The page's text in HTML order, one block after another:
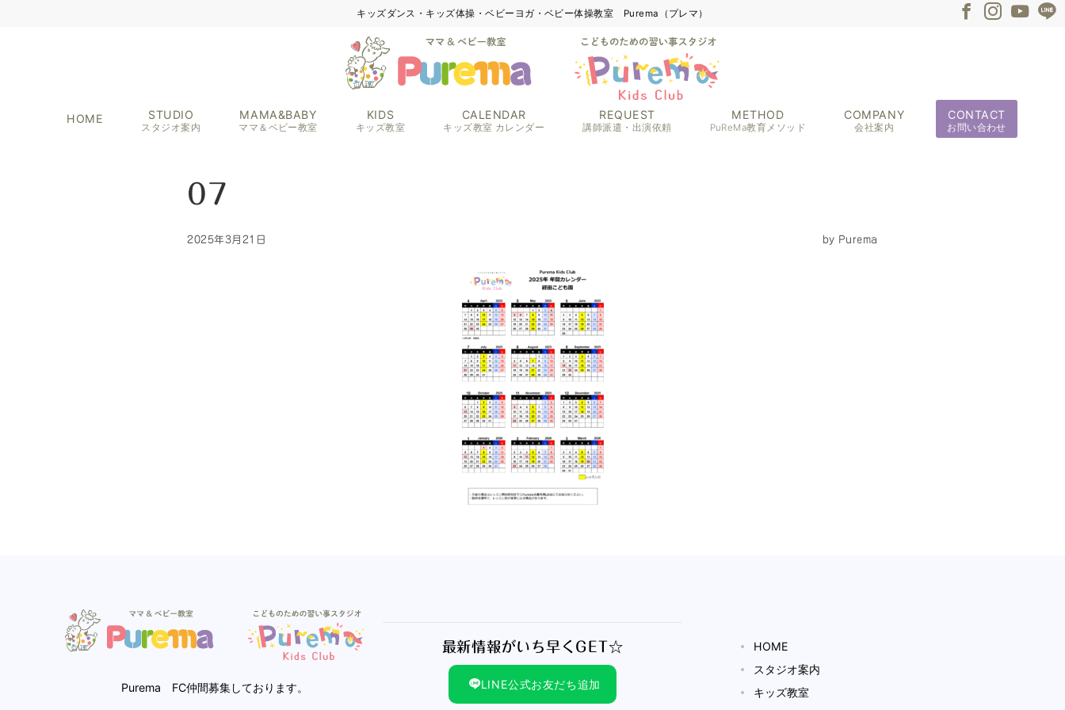
キッズダンス・キッズ体操・ベビーヨガ・ベビー体操教室 Purema（プレマ）
HOME STUDIO
スタジオ案内
MAMA&BABY
ママ＆ベビー教室
KIDS
キッズ教室
CALENDAR
キッズ教室 カレンダー
REQUEST
講師派遣・出演依頼
METHOD
PuReMa教育メソッド
COMPANY
会社案内
CONTACT
お問い合わせ
07
2025年3月21日 by Purema
Purema FC仲間募集しております。
最新情報がいち早くGET☆
LINE公式お友だち追加
HOME
スタジオ案内
キッズ教室